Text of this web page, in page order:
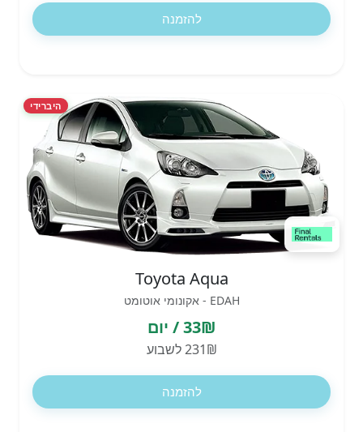
להזמנה
היברידי
Toyota Aqua
EDAH - אקונומי אוטומט
33₪ / יום
231₪ לשבוע
להזמנה